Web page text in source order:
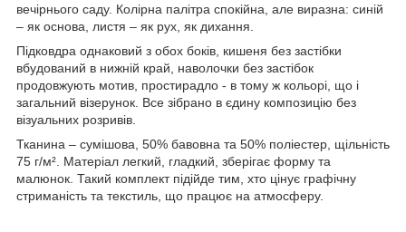
вечірнього саду. Колірна палітра спокійна, але виразна: синій
– як основа, листя – як рух, як дихання.
Підковдра однаковий з обох боків, кишеня без застібки
вбудований в нижній край, наволочки без застібок
продовжують мотив, простирадло - в тому ж кольорі, що і
загальний візерунок. Все зібрано в єдину композицію без
візуальних розривів.
Тканина – сумішова, 50% бавовна та 50% поліестер, щільність
75 г/м². Матеріал легкий, гладкий, зберігає форму та
малюнок. Такий комплект підійде тим, хто цінує графічну
стриманість та текстиль, що працює на атмосферу.